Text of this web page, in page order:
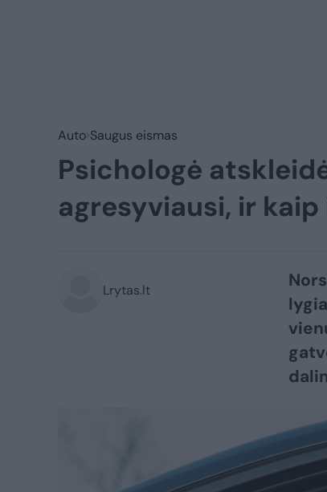
Auto Saugus eismas
Psichologė
agresyviausi, ir
Lrytas.lt